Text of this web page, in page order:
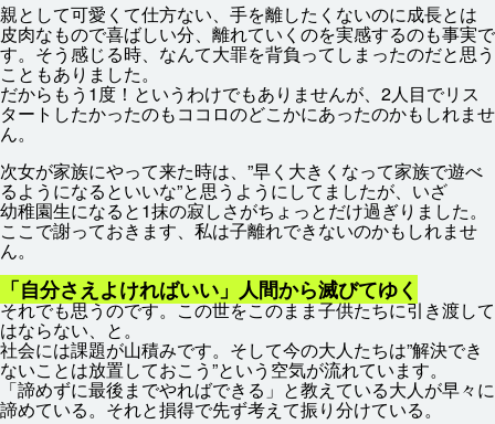
親として可愛 くて仕方ない、 手を離したくないのに成長とは
皮肉なもので喜ばしい分、 離れていくのを実感するのも事実で
す。そう感じる時、なんて大罪を背負ってしまったのだと思う
こともありました。
だからもう1度 ！というわけでもありませんが、2人目でリス
タートしたかったのもココロのどこかにあったのかもしれませ
ん。
次女が家族にやって来た時は、”早く 大きくなって家族で遊べ
るようになるといいな”と思うようにしてましたが、いざ
幼稚園生になると1抹の寂しさがちょっとだけ過ぎりました。
ここで謝っておきます、 私は子離れできないのかもしれませ
ん。
「自分さえよければいい」 人間から滅びてゆく
それでも思うのです。この世をこのまま子供たちに引 き渡して
はならない、と。
社会には課題が山積みです。そして今の大人たちは”解決でき
ないことは放置しておこう”という 空気が流れています。
「諦めずに最後までやればできる」と教えている大人が早々に
諦めている。それと損得で先ず考えて振り分けている。